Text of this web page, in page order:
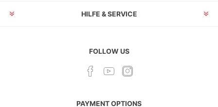
HILFE & SERVICE
FOLLOW US
PAYMENT OPTIONS